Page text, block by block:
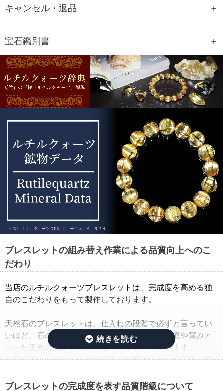
キャンセル・返品
宝石鑑別書
GEM REPORT
ご注文商品の宝石鑑別書をご用意す
ることもできます。
ブレスレットの組み替え作業による品質向上へのこ
だわり
当店のルチルクォーツブレスレットは、完成度を高める独
自のこだわりをもって製作しております。
天然石のブレスレットは、仕入れの段階で必ずと言ってい
いほど、石の品質のバラつきが生じ、クラック痕や窪みと
いった天然の痕跡を残したビーズが混ざっています。
表面に現れたクラックや空洞部分の磨けなかった箇所、部
ばれています。
ブレスレットの完成度を表す品質階級について